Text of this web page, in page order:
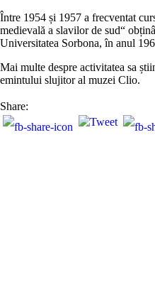
Între 1954 și 1957 a frecventat
medievală a slavilor de sud“
Universitatea Sorbona, în anul
Mai multe despre activitatea sa
emintului slujitor al muzei Clio.
Share: